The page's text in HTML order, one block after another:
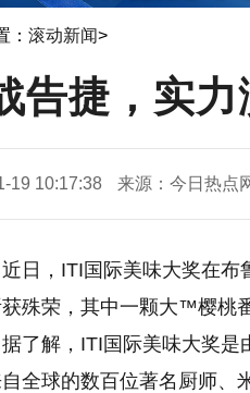
： 滚动新闻>
告捷，实
19 10:17:38 来源：今日热点
近日，ITI国际美味大奖在
殊荣，其中一颗大™樱桃
据了解，ITI国际美味大奖是
全球的数百位著名厨师、